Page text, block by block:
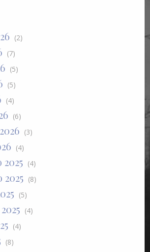
(2)
(7)
(5)
(5)
(4)
(6)
(3)
(4)
(4)
(8)
(5)
(4)
(4)
(8)